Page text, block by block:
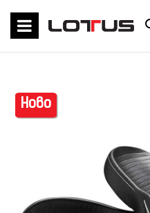
Ново